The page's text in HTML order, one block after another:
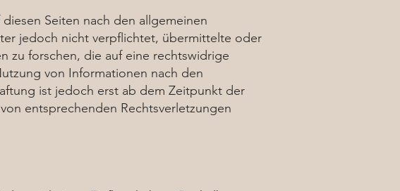
Seiten nach den allgemeinen
jedoch nicht verpflichtet, übermittelte oder
zu forschen, die auf eine rechtswidrige
von Informationen nach den
ist jedoch erst ab dem Zeitpunkt der
entsprechenden Rechtsverletzungen